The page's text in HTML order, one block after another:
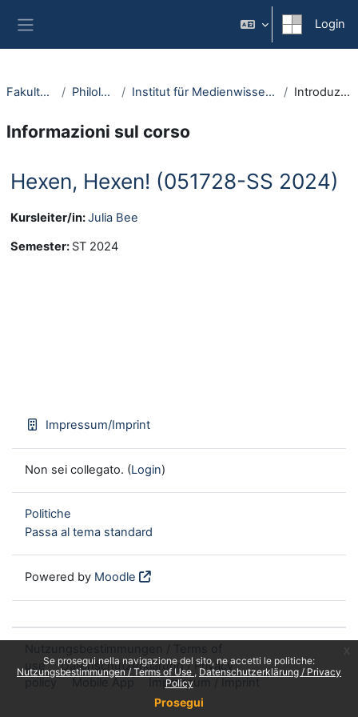
Se prosegui nella navigazione del sito, ne accetti le politiche:
Nutzungsbestimmungen / Terms of Use
Datenschutzerklärung / Privacy
Policy
Prosegui
Login
Fakultäten Philologie Institut für Medienwissenschaft Introduzione
Informazioni sul corso
Hexen, Hexen! (051728-SS 2024)
Kursleiter/in:Julia Bee
Semester: ST 2024
Impressum/Imprint
Non sei collegato. (Login)
Politiche
Passa al tema standard
Powered by Moodle
use
Datenschutzerklärung / Privacy
policy
Mobile App Impressum / Imprint